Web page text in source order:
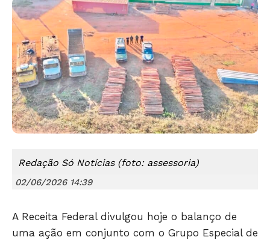
Só Notícias
Redação Só Notícias (foto: assessoria)
02/06/2026 14:39
A Receita Federal divulgou hoje o balanço de
uma ação em conjunto com o Grupo Especial de